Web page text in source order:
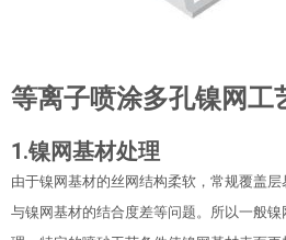
等离子喷涂多孔镍网工
1.镍网基材处理
由于镍网基材的丝网结构柔软，常规覆盖
与镍网基材的结合度差等问题。所以一般